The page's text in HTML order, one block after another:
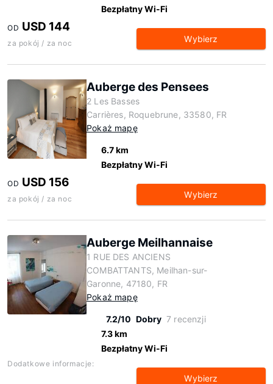
Bezpłatny Wi-Fi
OD USD 144
za pokój / za noc Wybierz
Auberge des Pensees
2 Les Basses
Carrières, Roquebrune, 33580, FR
Pokaż mapę
6.7 km
Bezpłatny Wi-Fi
OD USD 156
za pokój / za noc Wybierz
Auberge Meilhannaise
1 RUE DES ANCIENS
COMBATTANTS, Meilhan-sur-
Garonne, 47180, FR
Pokaż mapę
7.2/10 Dobry 7 recenzji
7.3 km
Bezpłatny Wi-Fi
Dodatkowe informacje:
Wybierz